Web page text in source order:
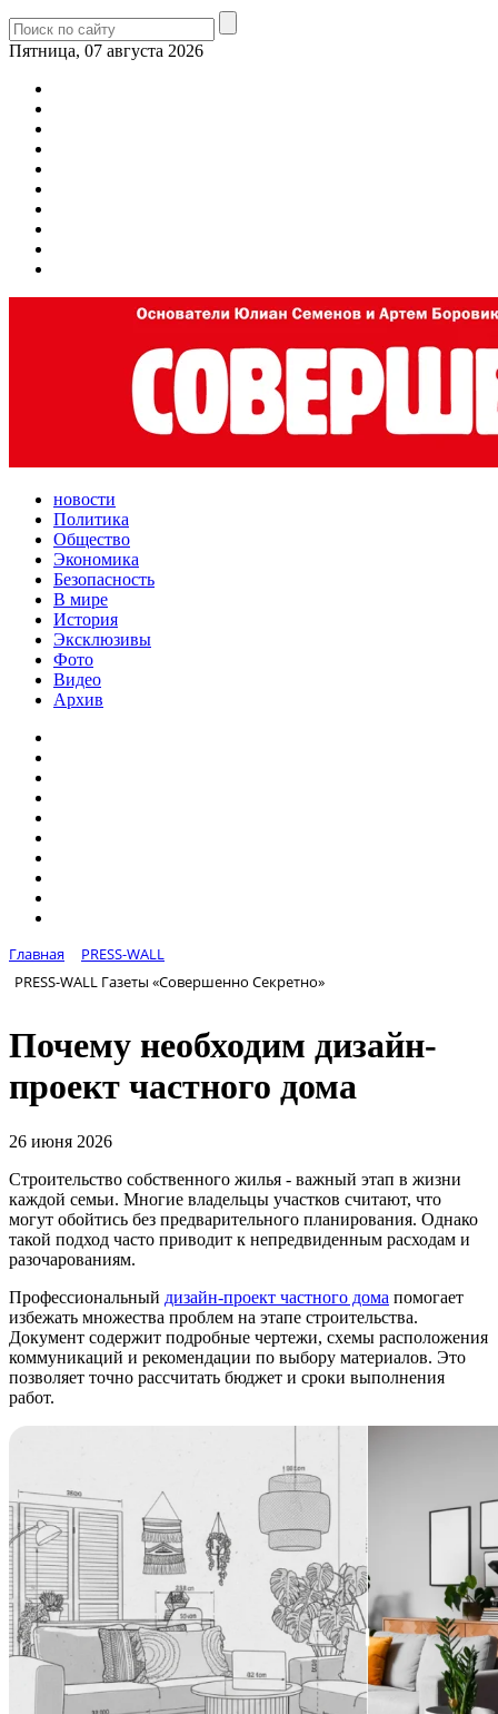
Пятница, 07 августа 2026
новости
Политика
Общество
Экономика
Безопасность
В мире
История
Эксклюзивы
Фото
Видео
Архив
Главная
PRESS-WALL
PRESS-WALL Газеты «Совершенно Секретно»
Почему необходим дизайн-
проект частного дома
26 июня 2026
Строительство собственного жилья - важный этап в жизни
каждой семьи. Многие владельцы участков считают, что
могут обойтись без предварительного планирования. Однако
такой подход часто приводит к непредвиденным расходам и
разочарованиям.
Профессиональный дизайн-проект частного дома помогает
избежать множества проблем на этапе строительства.
Документ содержит подробные чертежи, схемы расположения
коммуникаций и рекомендации по выбору материалов. Это
позволяет точно рассчитать бюджет и сроки выполнения
работ.